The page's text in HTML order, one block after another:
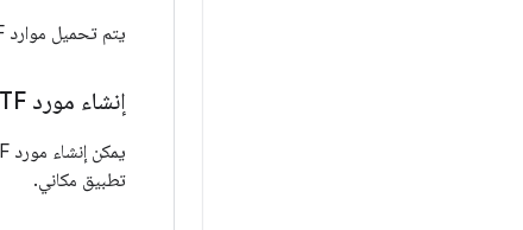
يتم تحميل موارد glTF وEXR للبيئات المكانية بشكل غير متزامن باستخدام فئة
إنشاء مورد gl TF
يمكن إنشاء مورد glTF على شكل
تطبيق مكاني.